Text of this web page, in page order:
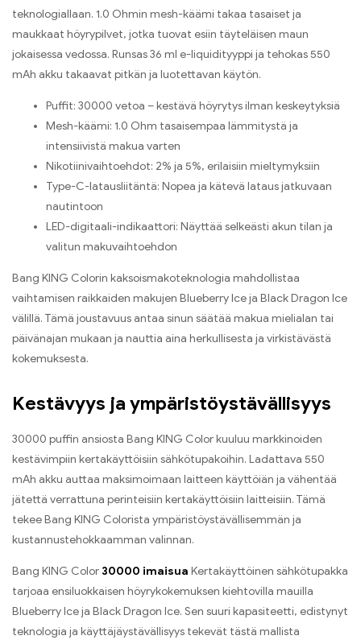
teknologiallaan. 1.0 Ohmin mesh-käämi takaa tasaiset ja
maukkaat höyrypilvet, jotka tuovat esiin täyteläisen maun
jokaisessa vedossa. Runsas 36 ml e-liquidityyppi ja tehokas 550
mAh akku takaavat pitkän ja luotettavan käytön.
Puffit: 30000 vetoa – kestävä höyrytys ilman keskeytyksiä
Mesh-käämi: 1.0 Ohm tasaisempaa lämmitystä ja
intensiivistä makua varten
Nikotiinivaihtoehdot: 2% ja 5%, erilaisiin mieltymyksiin
Type-C-latausliitäntä: Nopea ja kätevä lataus jatkuvaan
nautintoon
LED-digitaali-indikaattori: Näyttää selkeästi akun tilan ja
valitun makuvaihtoehdon
Bang KING Colorin kaksoismakoteknologia mahdollistaa
vaihtamisen raikkaiden makujen Blueberry Ice ja Black Dragon Ice
välillä. Tämä joustavuus antaa sinun säätää makua mielialan tai
päivänajan mukaan ja nauttia aina herkullisesta ja virkistävästä
kokemuksesta.
Kestävyys ja ympäristöystävällisyys
30000 puffin ansiosta Bang KING Color kuuluu markkinoiden
kestävimpiin kertakäyttöisiin sähkötupakoihin. Ladattava 550
mAh akku auttaa maksimoimaan laitteen käyttöiän ja vähentää
jätettä verrattuna perinteisiin kertakäyttöisiin laitteisiin. Tämä
tekee Bang KING Colorista ympäristöystävällisemmän ja
kustannustehokkaamman valinnan.
Bang KING Color30000 imaisua Kertakäyttöinen sähkötupakka
tarjoaa ensiluokkaisen höyrykokemuksen kiehtovilla mauilla
Blueberry Ice ja Black Dragon Ice. Sen suuri kapasiteetti, edistynyt
teknologia ja käyttäjäystävällisyys tekevät tästä mallista